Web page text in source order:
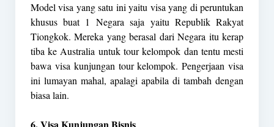
Model visa yang satu ini yaitu visa yang di peruntukan
khusus buat 1 Negara saja yaitu Republik Rakyat
Tiongkok. Mereka yang berasal dari Negara itu kerap
tiba ke Australia untuk tour kelompok dan tentu mesti
bawa visa kunjungan tour kelompok. Pengerjaan visa
ini lumayan mahal, apalagi apabila di tambah dengan
biasa lain.